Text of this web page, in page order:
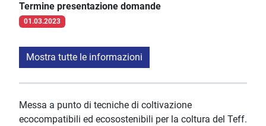
Termine presentazione domande
01.03.2023
Mostra tutte le informazioni
Messa a punto di tecniche di coltivazione
ecocompatibili ed ecosostenibili per la coltura del Teff.